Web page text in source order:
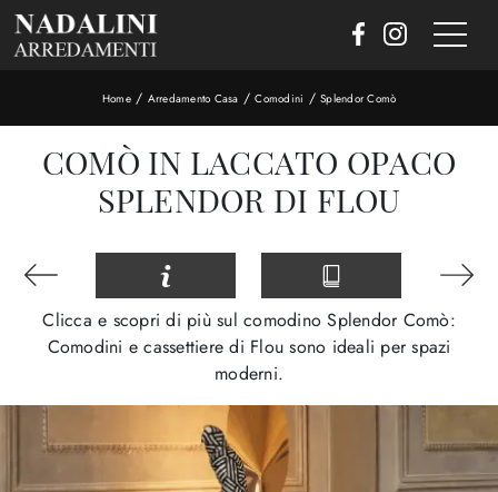
Home/ Arredamento Casa /Comodini / Splendor Comò
COMÒ IN LACCATO OPACO
SPLENDOR DI FLOU
Clicca e scopri di più sul comodino Splendor Comò:
Comodini e cassettiere di Flou sono ideali per spazi
moderni.